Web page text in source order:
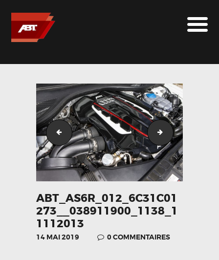
ABT SPORTSLINE FRANCE
MARQUES
LE SUR-MESURE
ABT
CONTACT
front_90ba49916e__076699200_1138_11112013
ABT_AS6R_012_6C31C01
273__038911900_1138_1
1112013
14 MAI 2019 0 COMMENTAIRES